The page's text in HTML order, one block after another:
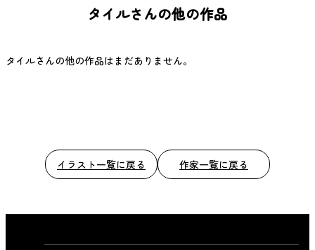
o
k
タイルさんの他の作品
タイルさんの他の作品はまだありません。
イラスト一覧に戻る 作家一覧に戻る